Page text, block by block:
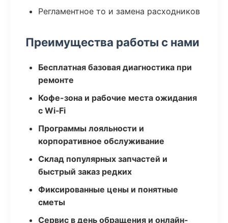
Регламентное то и замена расходников
Преимущества работы с нами
Бесплатная базовая диагностика при
ремонте
Кофе-зона и рабочие места ожидания
с Wi‑Fi
Программы лояльности и
корпоративное обслуживание
Склад популярных запчастей и
быстрый заказ редких
Фиксированные цены и понятные
сметы
Сервис в день обращения и онлайн-